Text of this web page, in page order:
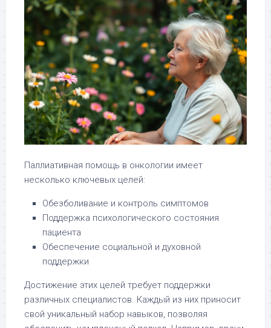
Паллиативная помощь в онкологии имеет
несколько ключевых целей:
Обезболивание и контроль симптомов
Поддержка психологического состояния
пациента
Обеспечение социальной и духовной
поддержки
Достижение этих целей требует поддержки
различных специалистов. Каждый из них приносит
свой уникальный набор навыков, позволяя